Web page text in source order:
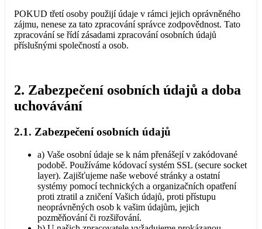
POKUD třetí osoby použijí údaje v rámci jejich oprávněného
zájmu, nenese za tato zpracování správce zodpovědnost. Tato
zpracování se řídí zásadami zpracování osobních údajů
příslušnými společností a osob.
2. Zabezpečení osobních údajů a doba
uchovávání
2.1. Zabezpečení osobních údajů
a) Vaše osobní údaje se k nám přenášejí v zakódované
podobě. Používáme kódovací systém SSL (secure socket
layer). Zajišťujeme naše webové stránky a ostatní
systémy pomocí technických a organizačních opatření
proti ztratil a zničení Vašich údajů, proti přístupu
neoprávněných osob k vašim údajům, jejich
pozměňování či rozšiřování.